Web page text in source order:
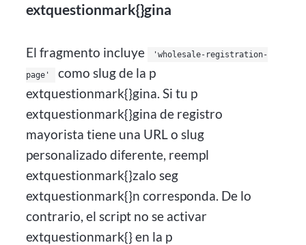
extquestionmark{}gina
El fragmento incluye 'wholesale-registration-
page'
como slug de la p
extquestionmark{}gina. Si tu p
extquestionmark{}gina de registro
mayorista tiene una URL o slug
personalizado diferente, reempl
extquestionmark{}zalo seg
extquestionmark{}n corresponda. De lo
contrario, el script no se activar
extquestionmark{} en la p